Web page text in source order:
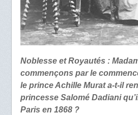
Noblesse et Royautés :
commençons par le
le prince Achille Murat a-t-il
princesse Salomé Dadiani
Paris en 1868 ?